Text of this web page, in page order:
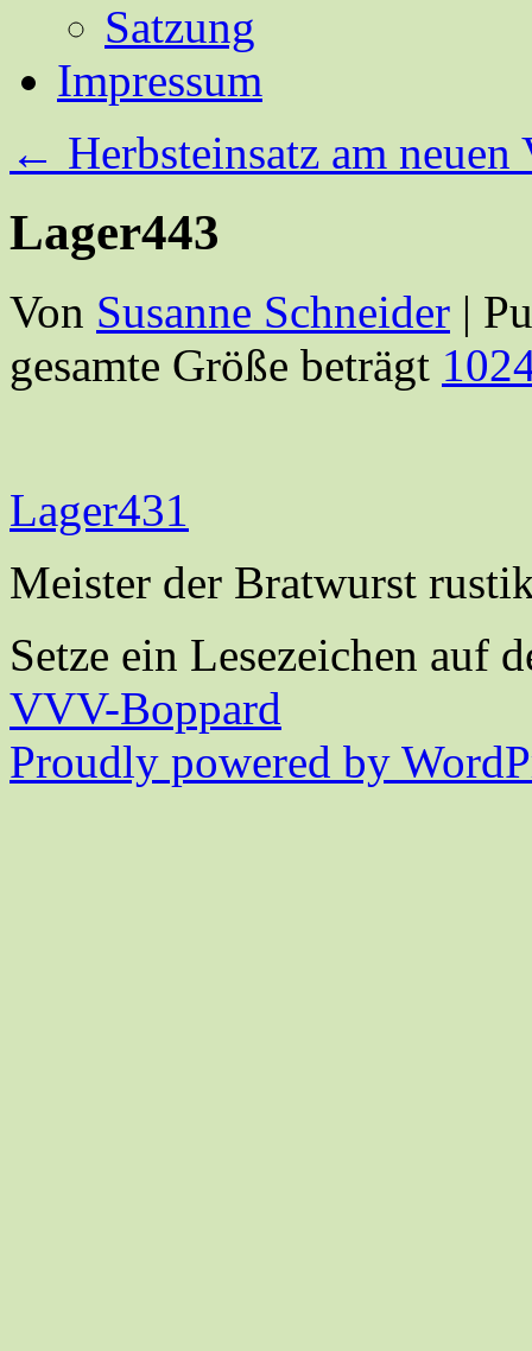
Satzung
Impressum
← Herbsteinsatz am
Lager443
Von Susanne Schneider |
gesamte Größe beträgt
Lager431
Meister der Bratwurst
Setze ein Lesezeichen auf
VVV-Boppard
Proudly powered by